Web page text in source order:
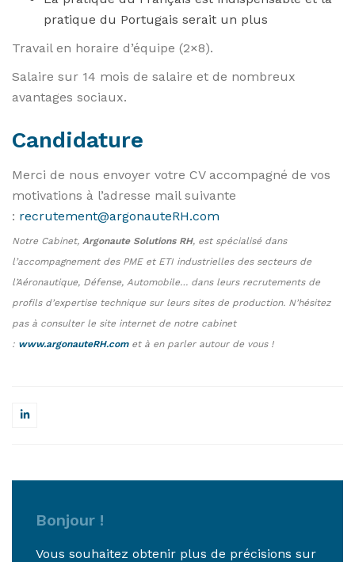
pratique du Portugais serait un plus
Travail en horaire d’équipe (2×8).
Salaire sur 14 mois de salaire et de nombreux
avantages sociaux.
Candidature
Merci de nous envoyer votre CV accompagné de vos
motivations à l’adresse mail suivante
: recrutement@argonauteRH.com
Notre Cabinet, Argonaute Solutions RH, est spécialisé dans
l’accompagnement des PME et ETI industrielles des secteurs de
l’Aéronautique, Défense, Automobile… dans leurs recrutements de
profils d’expertise technique sur leurs sites de production. N’hésitez
pas à consulter le site internet de notre cabinet
: www.argonauteRH.comet à en parler autour de vous !
Bonjour !
Vous souhaitez obtenir plus de précisions sur